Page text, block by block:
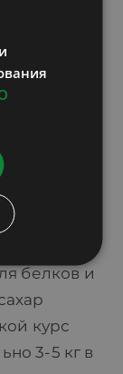
за
детокс-
Третьим
белков и
курс
3-5 кг в